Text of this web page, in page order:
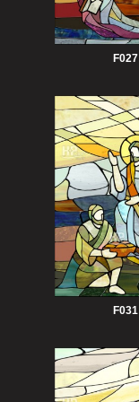
F027
F031